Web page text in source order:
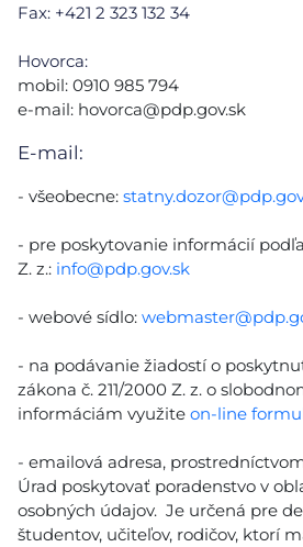
Fax: +421 2 323 132 34
Hovorca:
mobil: 0910 985 794
e-mail: hovorca@pdp.gov.sk
E-mail:
- všeobecne:
- pre poskytovanie informácií
Z. z.: info@pdp.gov.sk
- webové sídlo:
- na podávanie žiadostí o
zákona č. 211/2000 Z. z. o
informáciám využite on-line
- emailová adresa,
Úrad poskytovať poradenstvo v
osobných údajov. Je určená pre
študentov, učiteľov, rodičov, ktorí